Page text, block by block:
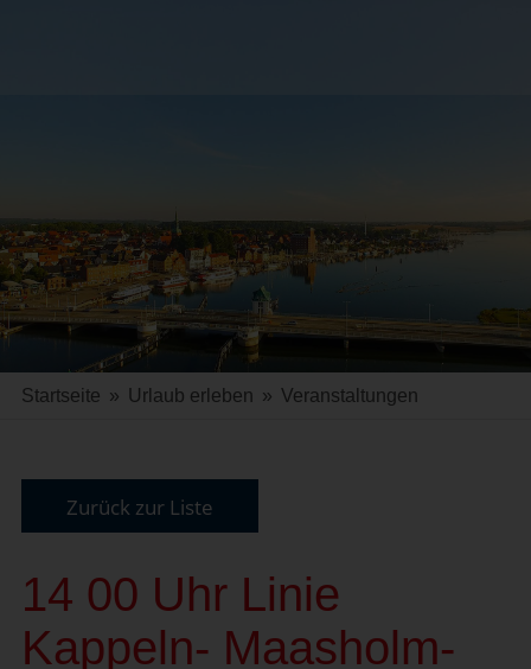
Startseite » Urlaub erleben » Veranstaltungen
Zurück zur Liste
14 00 Uhr Linie
Kappeln- Maasholm-